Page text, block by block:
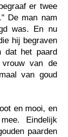
er twee
De man nam
was. En nu
hij begraven
dat het paard
van de
van goud
en mooi, en
Eindelijk
paarden